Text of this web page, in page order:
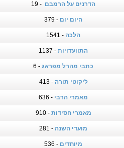
הדרנים על הרמבם - 19
היום יום - 379
הלכה - 1541
התוועדויות - 1137
כתבי מהרל מפראג - 6
ליקוטי תורה - 413
מאמרי הרבי - 636
מאמרי חסידות - 910
מועדי השנה - 281
מיוחדים - 536